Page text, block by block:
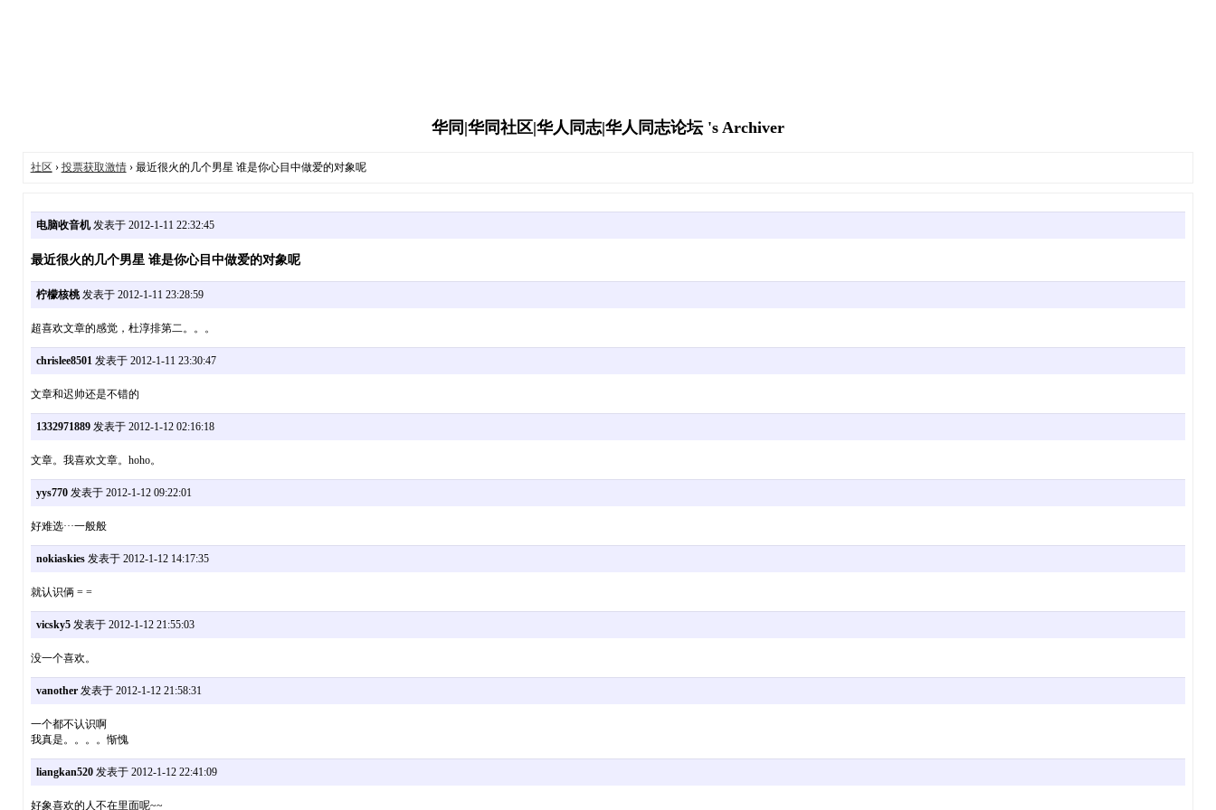
华同|华同社区|华人同志|华人同志论坛 's Archiver
社区› 投票获取激情› 最近很火的几个男星 谁是你心目中做爱的对象呢
电脑收音机发表于 2012-1-11 22:32:45
最近很火的几个男星 谁是你心目中做爱的对象呢
柠檬核桃发表于 2012-1-11 23:28:59
超喜欢文章的感觉，杜淳排第二。。。
chrislee8501发表于 2012-1-11 23:30:47
文章和迟帅还是不错的
1332971889发表于 2012-1-12 02:16:18
文章。我喜欢文章。hoho。
yys770发表于 2012-1-12 09:22:01
好难选···一般般
nokiaskies发表于 2012-1-12 14:17:35
就认识俩 = =
vicsky5发表于 2012-1-12 21:55:03
没一个喜欢。
vanother发表于 2012-1-12 21:58:31
一个都不认识啊
我真是。。。。惭愧
liangkan520发表于 2012-1-12 22:41:09
好象喜欢的人不在里面呢~~